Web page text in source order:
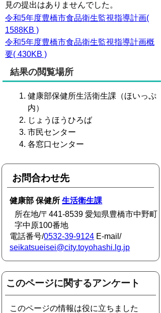
見の提出はありませんでした。
令和5年度豊橋市食品衛生監視指導計画(
1588KB )
令和5年度豊橋市食品衛生監視指導計画概
要( 430KB )
結果の閲覧場所
健康部保健所生活衛生課（ほいっぷ
内）
じょうほうひろば
市民センター
各窓口センター
お問合わせ先
健康部 保健所生活衛生課
所在地/〒441-8539 愛知県豊橋市中野町
字中原100番地
電話番号/0532-39-9124 E-mail/
seikatsueisei@city.toyohashi.lg.jp
このページに関するアンケート
このページの情報は役に立ちました